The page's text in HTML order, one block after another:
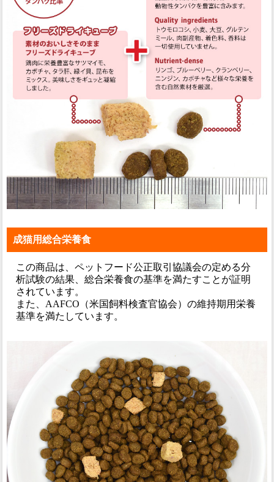
成猫用総合栄養食
この商品は、ペットフード公正取引協議会の定める分
析試験の結果、総合栄養食の基準を満たすことが証明
されています。
また、AAFCO（米国飼料検査官協会）の維持期用栄養
基準を満たしています。